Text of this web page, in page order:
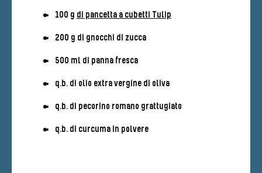
100 g di pancetta a cubetti Tulip
200 g di gnocchi di zucca
500 ml di panna fresca
q.b. di olio extra vergine di oliva
q.b. di pecorino romano grattugiato
q.b. di curcuma in polvere